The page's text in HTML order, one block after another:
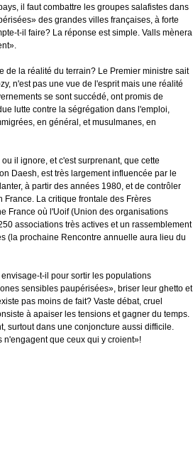
il faut combattre les groupes salafistes dans
des grandes villes françaises, à forte
t-il faire? La réponse est simple. Valls mènera
de la réalité du terrain? Le Premier ministre sait
n'est pas une vue de l'esprit mais une réalité
se sont succédé, ont promis de
lutte contre la ségrégation dans l'emploi,
en général, et musulmanes, en
il ignore, et c'est surprenant, que cette
Daesh, est très largement influencée par le
à partir des années 1980, et de contrôler
La critique frontale des Frères
France où l'Uoif (Union des organisations
associations très actives et un rassemblement
(la prochaine Rencontre annuelle aura lieu du
t-il pour sortir les populations
sensibles paupérisées», briser leur ghetto et
pas moins de fait? Vaste débat, cruel
à apaiser les tensions et gagner du temps.
surtout dans une conjoncture aussi difficile.
n'engagent que ceux qui y croient»!